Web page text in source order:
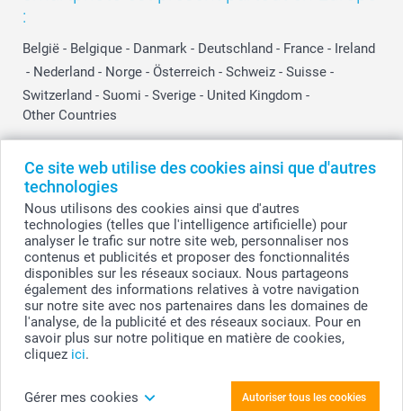
Ce site web utilise des cookies ainsi que d'autres
technologies
Nous utilisons des cookies ainsi que d'autres
technologies (telles que l'intelligence artificielle) pour
analyser le trafic sur notre site web, personnaliser nos
contenus et publicités et proposer des fonctionnalités
disponibles sur les réseaux sociaux. Nous partageons
également des informations relatives à votre navigation
sur notre site avec nos partenaires dans les domaines de
l'analyse, de la publicité et des réseaux sociaux. Pour en
savoir plus sur notre politique en matière de cookies,
cliquez ici.
Gérer mes cookies Autoriser tous les cookies
Personnalisez votre Collection 52 carré
:
België - Belgique - Danmark - Deutschland - France - Ireland
- Nederland - Norge - Österreich - Schweiz - Suisse -
Switzerland - Suomi - Sverige - United Kingdom -
Other Countries
© smartphoto group. Tous droits réservés
smartphoto group SA.
Siège social : Kwatrechtsteenweg 160, 9230 Wetteren, Belgique
Numéro de TVA BE 0405.706.755
Numéro d'entreprise 0405.706.755.
Coordonnées bancaires: IBAN BE71 2850 2711 5569 - BIC: GEBABEBB
Tous les prix sont en EURO (€), TVA incluse et hors frais de port.